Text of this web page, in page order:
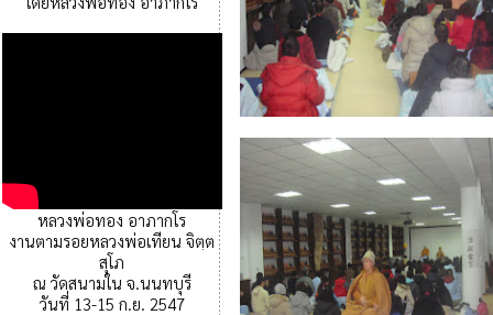
หลวงพ่อทอง อาภากโร
งานตามรอยหลวงพ่อเทียน จิตฺต
สุโภ
ณ วัดสนามใน จ.นนทบุรี
วันที่ 13-15 ก.ย. 2547